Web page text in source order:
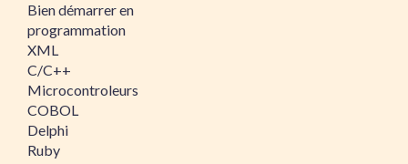
Bien démarrer en
programmation
XML
C/C++
Microcontroleurs
COBOL
Delphi
Ruby